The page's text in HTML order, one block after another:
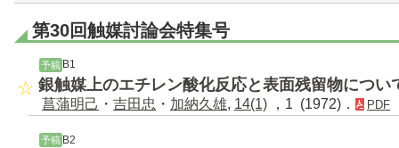
第30回触媒討論会特集号
予稿 B1
銀触媒上のエチレン酸化反応と表面残留物につい
菖蒲明己 ・ 吉田忠 ・ 加納久雄, 14(1) ，1 (1972)． PDF
予稿 B2